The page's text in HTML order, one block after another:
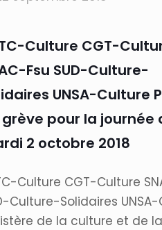
Culture CGT-
Fsu SUD-Culture-
UNSA-Culture
pour la journée
2 octobre 2018
Culture CGT-Culture
Culture-Solidaires
de la culture et de la